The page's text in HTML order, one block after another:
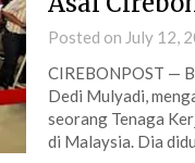
Posted on July 12,
CIREBONPOST —
Dedi Mulyadi,
seorang Tenaga
di Malaysia. Dia